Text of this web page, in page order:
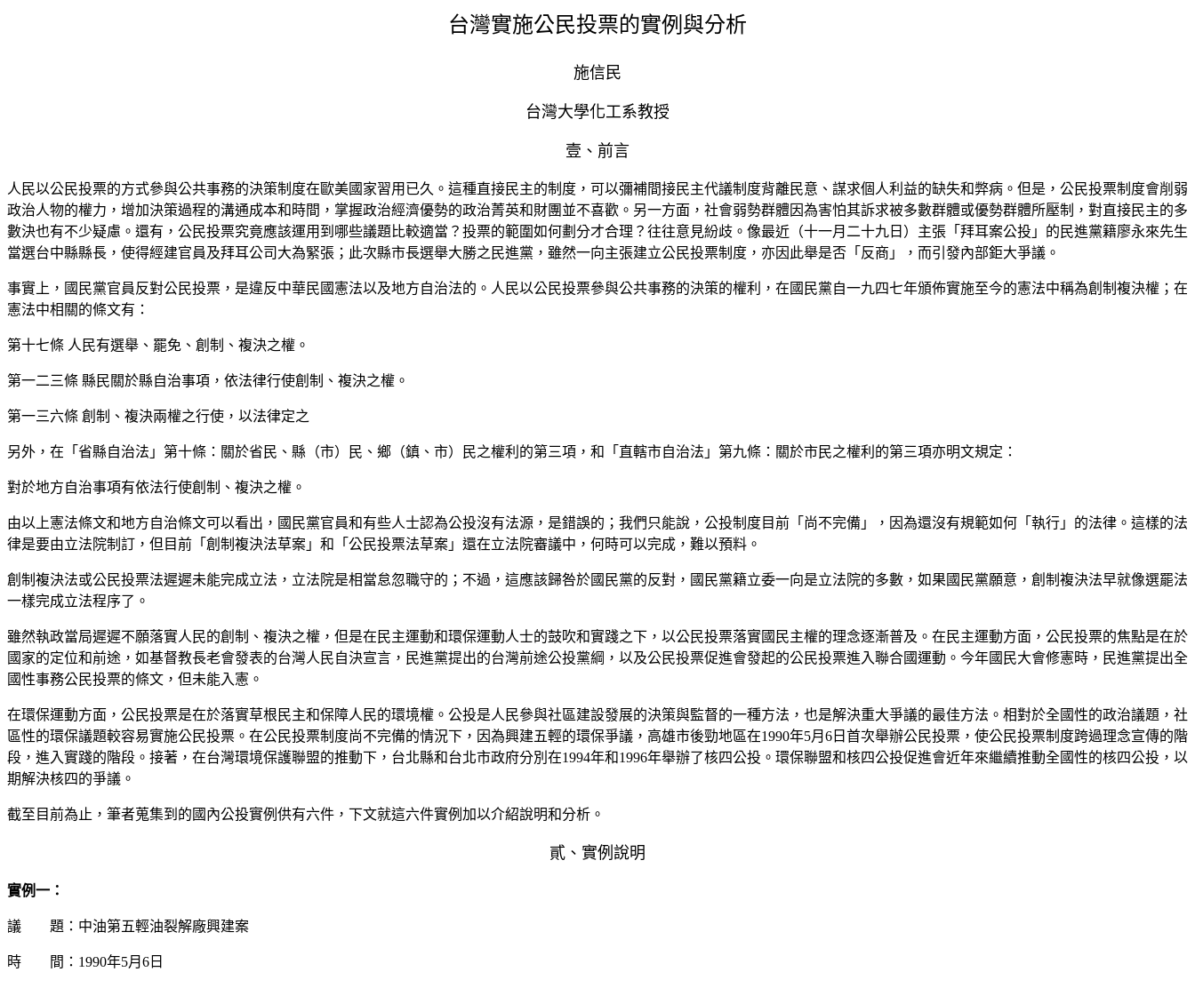
台灣實施公民投票的實例與分析
施信民
台灣大學化工系教授
壹、前言
人民以公民投票的方式參與公共事務的決策制度在歐美國家習用已久。這種直接民主的制度，可以彌補間接民主代議制度背離民意、謀求個人利益的缺失和弊病。但是，公民投票制度會削弱
政治人物的權力，增加決策過程的溝通成本和時間，掌握政治經濟優勢的政治菁英和財團並不喜歡。另一方面，社會弱勢群體因為害怕其訴求被多數群體或優勢群體所壓制，對直接民主的多
數決也有不少疑慮。還有，公民投票究竟應該運用到哪些議題比較適當？投票的範圍如何劃分才合理？往往意見紛歧。像最近（十一月二十九日）主張「拜耳案公投」的民進黨籍廖永來先生
當選台中縣縣長，使得經建官員及拜耳公司大為緊張；此次縣市長選舉大勝之民進黨，雖然一向主張建立公民投票制度，亦因此舉是否「反商」，而引發內部鉅大爭議。
事實上，國民黨官員反對公民投票，是違反中華民國憲法以及地方自治法的。人民以公民投票參與公共事務的決策的權利，在國民黨自一九四七年頒佈實施至今的憲法中稱為創制複決權；在
憲法中相關的條文有：
第十七條 人民有選舉、罷免、創制、複決之權。
第一二三條 縣民關於縣自治事項，依法律行使創制、複決之權。
第一三六條 創制、複決兩權之行使，以法律定之
另外，在「省縣自治法」第十條：關於省民、縣（市）民、鄉（鎮、市）民之權利的第三項，和「直轄市自治法」第九條：關於市民之權利的第三項亦明文規定：
對於地方自治事項有依法行使創制、複決之權。
由以上憲法條文和地方自治條文可以看出，國民黨官員和有些人士認為公投沒有法源，是錯誤的；我們只能說，公投制度目前「尚不完備」，因為還沒有規範如何「執行」的法律。這樣的法
律是要由立法院制訂，但目前「創制複決法草案」和「公民投票法草案」還在立法院審議中，何時可以完成，難以預料。
創制複決法或公民投票法遲遲未能完成立法，立法院是相當怠忽職守的；不過，這應該歸咎於國民黨的反對，國民黨籍立委一向是立法院的多數，如果國民黨願意，創制複決法早就像選罷法
一樣完成立法程序了。
雖然執政當局遲遲不願落實人民的創制、複決之權，但是在民主運動和環保運動人士的鼓吹和實踐之下，以公民投票落實國民主權的理念逐漸普及。在民主運動方面，公民投票的焦點是在於
國家的定位和前途，如基督教長老會發表的台灣人民自決宣言，民進黨提出的台灣前途公投黨綱，以及公民投票促進會發起的公民投票進入聯合國運動。今年國民大會修憲時，民進黨提出全
國性事務公民投票的條文，但未能入憲。
在環保運動方面，公民投票是在於落實草根民主和保障人民的環境權。公投是人民參與社區建設發展的決策與監督的一種方法，也是解決重大爭議的最佳方法。相對於全國性的政治議題，社
區性的環保議題較容易實施公民投票。在公民投票制度尚不完備的情況下，因為興建五輕的環保爭議，高雄市後勁地區在1990年5月 6 日首次舉辦公民投票，使公民投票制度跨過理念宣傳的階
段，進入實踐的階段。接著，在台灣環境保護聯盟的推動下，台北縣和台北市政府分別在1994年和1996年舉辦了核四公投。環保聯盟和核四公投促進會近年來繼續推動全國性的核四公投，以
期解決核四的爭議。
截至目前為止，筆者蒐集到的國內公投實例供有六件，下文就這六件實例加以介紹說明和分析。
貳、實例說明
實例一：
議 題：中油第五輕油裂解廠興建案
時 間： 1990年5月 6 日